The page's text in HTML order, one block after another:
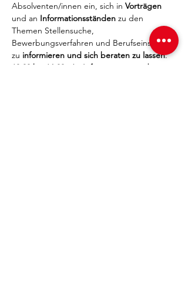
Absolventen/innen ein, sich in Vorträgen
und an Informationsständen zu den
Themen Stellensuche,
Bewerbungsverfahren und Berufseinstieg
zu informieren und sich beraten zu lassen.
10:00 bis 16:30 Uhr Informationsstand